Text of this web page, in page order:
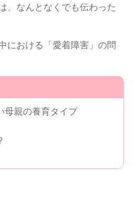
、なんとなくでも伝わった
における「愛着障害」の問
母親の養育タイプ